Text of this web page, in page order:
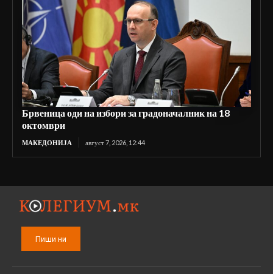
Брвеница оди на избори за градоначалник на 18
октомври
МАКЕДОНИЈА август 7, 2026, 12:44
Пиши ни